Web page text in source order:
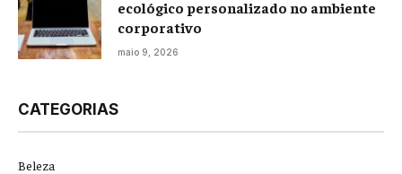
ecológico personalizado no ambiente
corporativo
maio 9, 2026
CATEGORIAS
Beleza